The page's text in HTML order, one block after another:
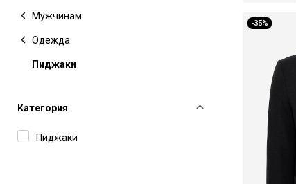
Мужчинам
Одежда
Пиджаки
Категория
Пиджаки
-35%